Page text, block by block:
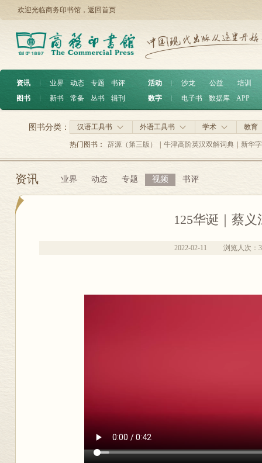
欢迎光临商务印书馆， 返回首页
资讯 ︱ 业界 动态 专题
书评
图书
︱ 新书 常备 丛书 辑刊
活动 沙龙 公益
培训
数字
电子书 数据库 APP
汉语工具书 外语工具书 学术 教育
图书分类：
热门图书： 辞源（第三版） 牛津高阶英汉双解词典 新华
资讯 业界 动态 专题 视频 书评
125华诞｜蔡义
2022-02-11 浏览人次：